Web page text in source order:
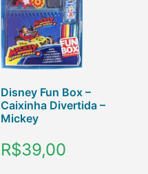
Disney Fun Box –
Caixinha Divertida –
Mickey
R$39,00